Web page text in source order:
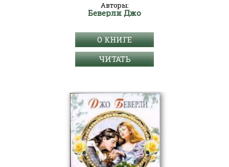
Авторы:
Беверли Джо
О КНИГЕ
ЧИТАТЬ